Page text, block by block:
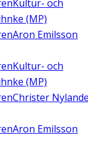
Kultur- och
(MP)
Aron Emilsson
Kultur- och
(MP)
Christer
Aron Emilsson